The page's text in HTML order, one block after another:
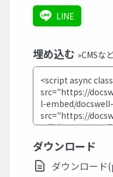
LINE
埋め込む »CMSな
ダウンロード
ダウンロード